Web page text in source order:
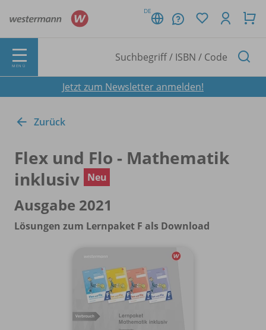
DE
MENÜ
Jetzt zum Newsletter anmelden!
Zurück
Flex und Flo - Mathematik
inklusiv
Neu
Ausgabe 2021
Lösungen zum Lernpaket F als Download